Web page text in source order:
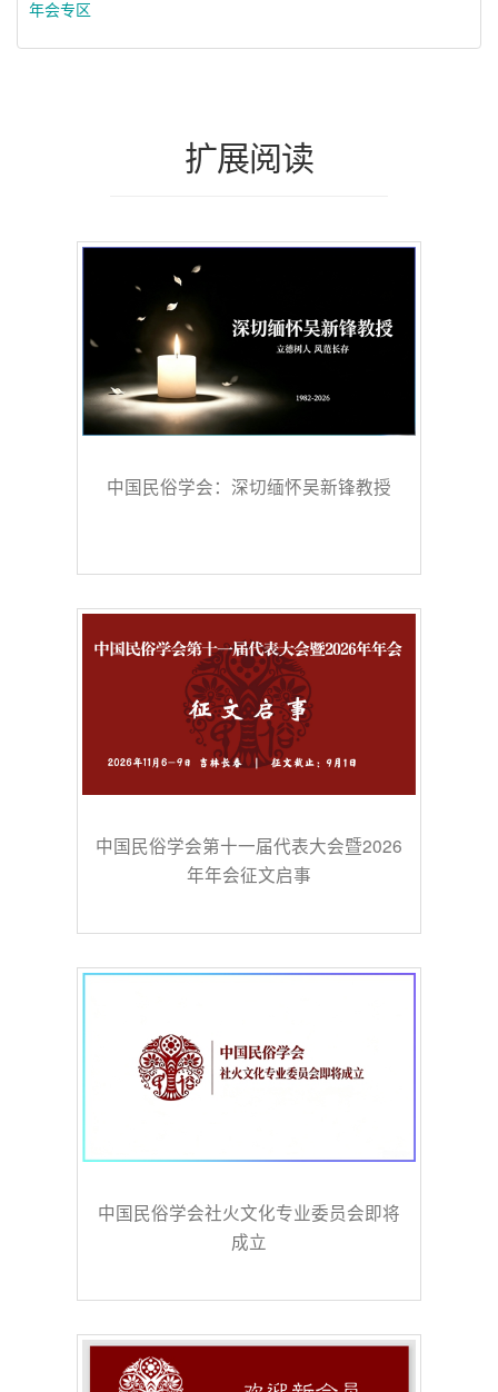
年会专区
扩展阅读
中国民俗学会：深切缅怀吴新锋教授
中国民俗学会第十一届代表大会暨2026
年年会征文启事
中国民俗学会社火文化专业委员会即将
成立